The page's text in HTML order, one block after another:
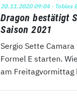
20.11.2020 09:04· Tobias
Dragon bestätigt
Saison 2021
Sergio Sette
Formel E starten.
am Freitagvormittag